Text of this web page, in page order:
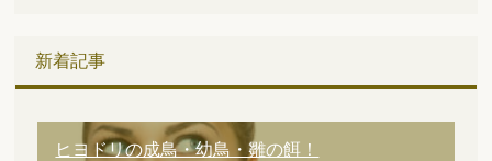
新着記事
ヒヨドリの成鳥・幼鳥・雛の餌！